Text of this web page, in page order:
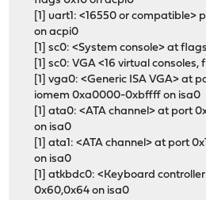
[1] uart1: <16550 or
on acpi0
[1] sc0: <System console> at
[1] sc0: VGA <16 virtual
[1] vga0: <Generic ISA VGA> at
iomem 0xa0000-0xbffff on isa0
[1] ata0: <ATA channel> at port
on isa0
[1] ata1: <ATA channel> at port
on isa0
[1] atkbdc0: <Keyboard
0x60,0x64 on isa0